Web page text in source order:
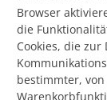
Browser
die
Cookies, die
bestimmter,